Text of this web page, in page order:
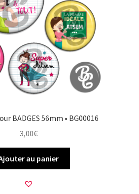
BADGES 56mm • BG00016
3,00€
au panier